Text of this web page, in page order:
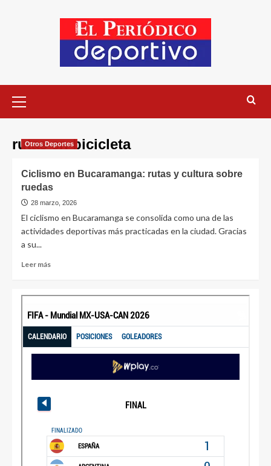
rutas en bicicleta
Otros Deportes
Ciclismo en Bucaramanga: rutas y cultura sobre
ruedas
28 marzo, 2026
El ciclismo en Bucaramanga se consolida como una de las
actividades deportivas más practicadas en la ciudad. Gracias
a su...
Leer más